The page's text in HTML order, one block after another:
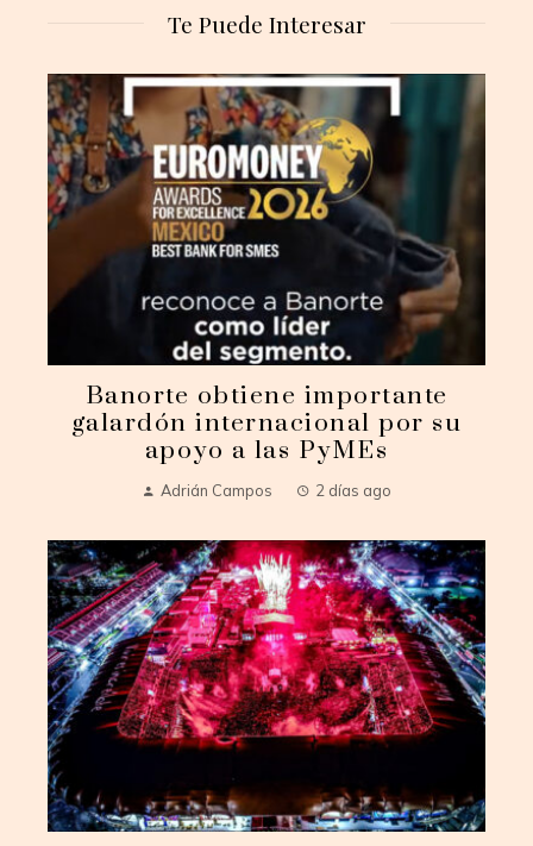
Te Puede Interesar
Banorte obtiene importante
galardón internacional por su
apoyo a las PyMEs
Adrián Campos 2 días ago